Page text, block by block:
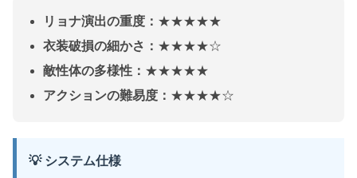
リョナ演出の重度： ★★★★★
衣装破損の細かさ： ★★★★☆
敵性体の多様性： ★★★★★
アクションの難易度： ★★★★☆
💡 システム仕様